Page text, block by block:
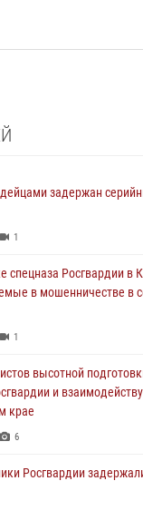
задержан
1
спецназа Росгвардии в
в мошенничестве в
1
высотной
и
крае
6
Росгвардии